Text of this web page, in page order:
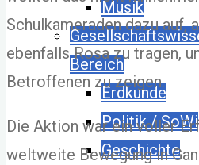
Musik
Bereich
Erdkunde
Politik / SoWi
Geschichte
Schulkameraden dazu auf,
ebenfalls Rosa zu tragen,
Betroffenen zu zeigen.
Die Aktion war ein voller
weltweite Bewegung in